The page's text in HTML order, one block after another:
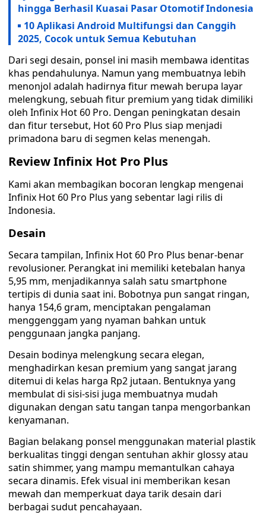
hingga Berhasil Kuasai Pasar Otomotif Indonesia
10 Aplikasi Android Multifungsi dan Canggih
2025, Cocok untuk Semua Kebutuhan
Dari segi desain, ponsel ini masih membawa identitas
khas pendahulunya. Namun yang membuatnya lebih
menonjol adalah hadirnya fitur mewah berupa layar
melengkung, sebuah fitur premium yang tidak dimiliki
oleh Infinix Hot 60 Pro. Dengan peningkatan desain
dan fitur tersebut, Hot 60 Pro Plus siap menjadi
primadona baru di segmen kelas menengah.
Review Infinix Hot Pro Plus
Kami akan membagikan bocoran lengkap mengenai
Infinix Hot 60 Pro Plus yang sebentar lagi rilis di
Indonesia.
Desain
Secara tampilan, Infinix Hot 60 Pro Plus benar-benar
revolusioner. Perangkat ini memiliki ketebalan hanya
5,95 mm, menjadikannya salah satu smartphone
tertipis di dunia saat ini. Bobotnya pun sangat ringan,
hanya 154,6 gram, menciptakan pengalaman
menggenggam yang nyaman bahkan untuk
penggunaan jangka panjang.
Desain bodinya melengkung secara elegan,
menghadirkan kesan premium yang sangat jarang
ditemui di kelas harga Rp2 jutaan. Bentuknya yang
membulat di sisi-sisi juga membuatnya mudah
digunakan dengan satu tangan tanpa mengorbankan
kenyamanan.
Bagian belakang ponsel menggunakan material plastik
berkualitas tinggi dengan sentuhan akhir glossy atau
satin shimmer, yang mampu memantulkan cahaya
secara dinamis. Efek visual ini memberikan kesan
mewah dan memperkuat daya tarik desain dari
berbagai sudut pencahayaan.